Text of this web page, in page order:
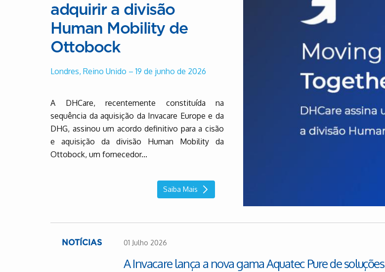
adquirir a divisão
Human Mobility de
Ottobock
Londres, Reino Unido – 19 de junho de 2026
A DHCare, recentemente constituída na
sequência da aquisição da Invacare Europe e da
DHG, assinou um acordo definitivo para a cisão
e aquisição da divisão Human Mobility da
Ottobock, um fornecedor...
Saiba Mais
NOTÍCIAS 01 Julho 2026
A Invacare lança a nova gama Aquatec Pure de soluções